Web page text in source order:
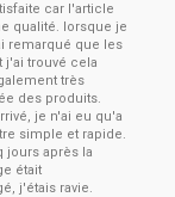
car l'article
qualité. lorsque je
remarqué que les
j'ai trouvé cela
très
des produits.
je n'ai eu qu'a
simple et rapide.
jours après la
était
j'étais ravie.